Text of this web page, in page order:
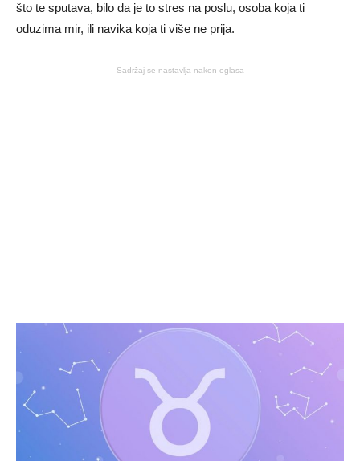
što te sputava, bilo da je to stres na poslu, osoba koja ti
oduzima mir, ili navika koja ti više ne prija.
Sadržaj se nastavlja nakon oglasa